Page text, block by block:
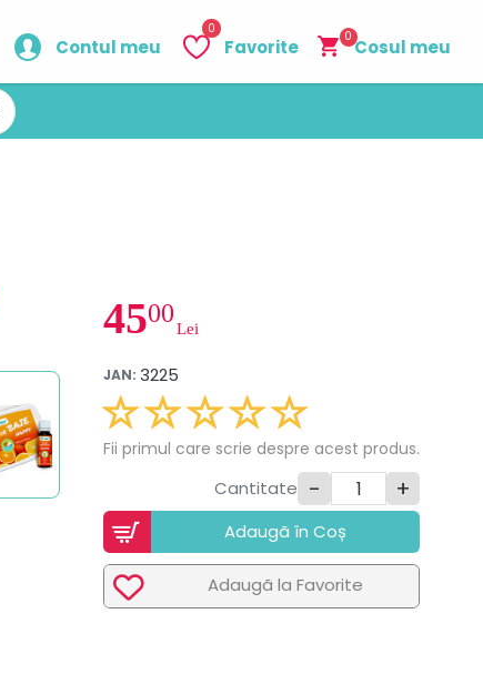
Contul meu Favorite
0
Cosul meu
0
4500
Lei
JAN: 3225
Fii primul care scrie despre acest produs.
Cantitate - +
Adaugã în Coș
Adaugã la Favorite